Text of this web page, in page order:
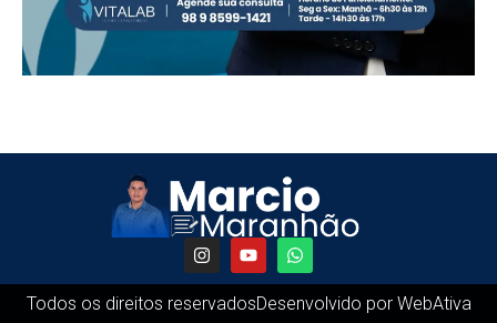
Todos os direitos reservadosDesenvolvido por WebAtiva